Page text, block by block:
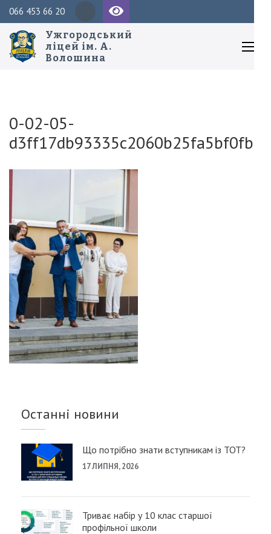
Перейти
до
вмісту
(натисніть
066 453 66 20
Ужгородський
ліцей ім. А.
Волошина
0-02-05-
Останні новини
Що потрібно знати вступникам із ТОТ?
17 ЛИПНЯ, 2026
Триває набір у 10 клас старшої
профільної школи